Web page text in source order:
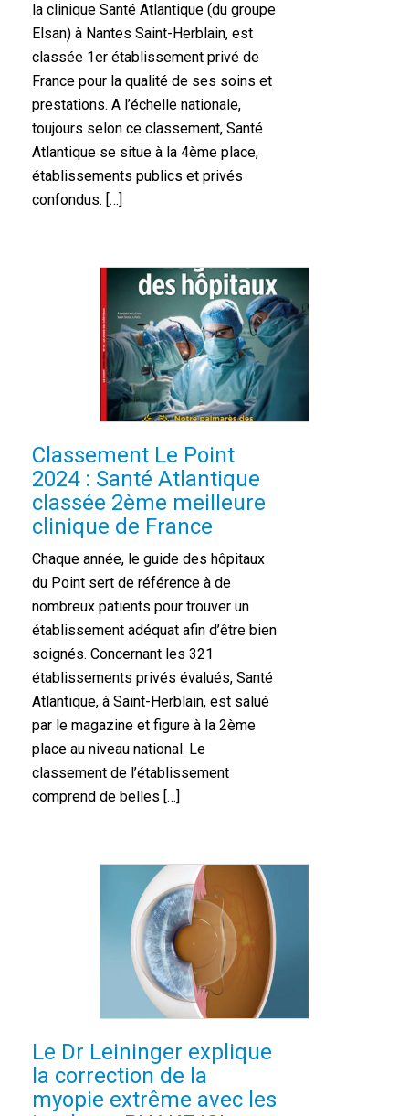
la clinique Santé Atlantique (du groupe
Elsan) à Nantes Saint-Herblain, est
classée 1er établissement privé de
France pour la qualité de ses soins et
prestations. A l’échelle nationale,
toujours selon ce classement, Santé
Atlantique se situe à la 4ème place,
établissements publics et privés
confondus. […]
Classement Le Point
2024 : Santé Atlantique
classée 2ème meilleure
clinique de France
Chaque année, le guide des hôpitaux
du Point sert de référence à de
nombreux patients pour trouver un
établissement adéquat afin d’être bien
soignés. Concernant les 321
établissements privés évalués, Santé
Atlantique, à Saint-Herblain, est salué
par le magazine et figure à la 2ème
place au niveau national. Le
classement de l’établissement
comprend de belles […]
Le Dr Leininger explique
la correction de la
myopie extrême avec les